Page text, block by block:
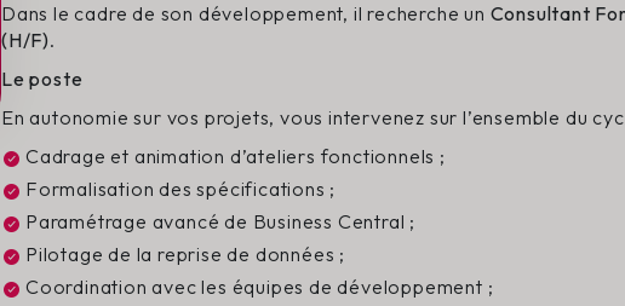
Dans le cadre de son développement, il recherche un Consultant
(H/F).
Le poste
En autonomie sur vos projets, vous intervenez sur l’ensemble du
Cadrage et animation d’ateliers fonctionnels ;
Formalisation des spécifications ;
Paramétrage avancé de Business Central ;
Pilotage de la reprise de données ;
Coordination avec les équipes de développement ;